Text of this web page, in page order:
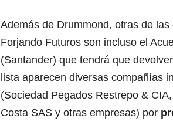
Además de Drummond, otras de
Forjando Futuros son incluso el
(Santander) que tendrá que
lista aparecen diversas compañías
(Sociedad Pegados Restrepo &
Costa SAS y otras empresas) por